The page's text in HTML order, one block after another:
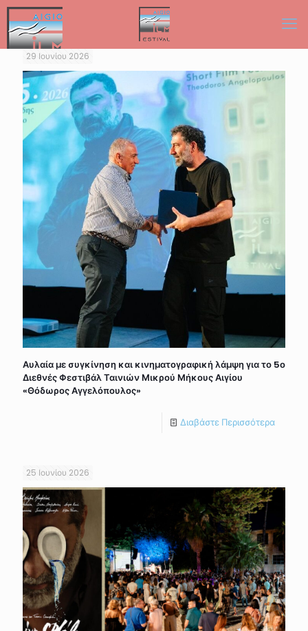
29 Ιουνίου 2026
Αυλαία με συγκίνηση και κινηματογραφική λάμψη για το 5ο
Διεθνές Φεστιβάλ Ταινιών Μικρού Μήκους Αιγίου
«Θόδωρος Αγγελόπουλος»
Διαβάστε Περισσότερα
25 Ιουνίου 2026